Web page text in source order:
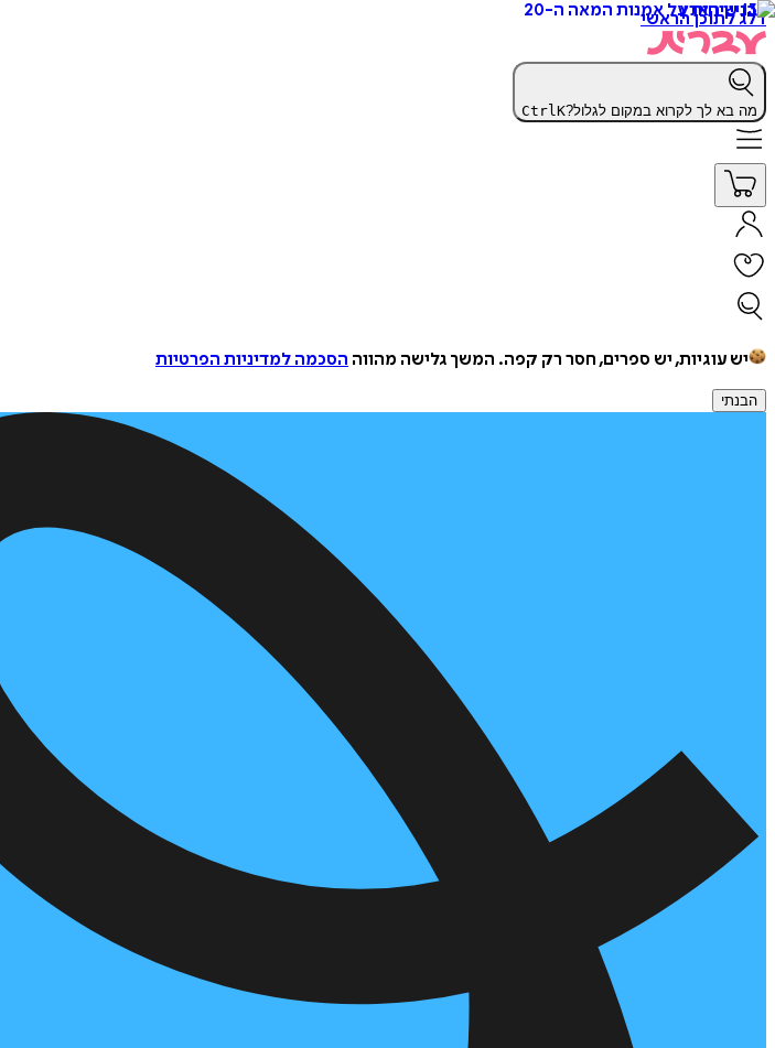
דלג לתוכן הראשי
מה בא לך לקרוא במקום לגלול? CtrlK
יש עוגיות, יש ספרים, חסר רק קפה. המשך גלישה מהווה הסכמה למדיניות הפרטיות
הבנתי